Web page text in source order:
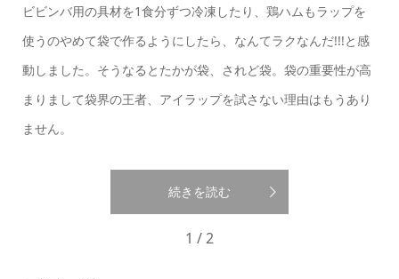
ビビンバ用の具材を1食分ずつ冷凍したり、鶏ハムもラップを
使うのやめて袋で作るようにしたら、なんてラクなんだ!!!と感
動しました。そうなるとたかが袋、されど袋。袋の重要性が高
まりまして袋界の王者、アイラップを試さない理由はもうあり
ません。
続きを読む
1 / 2